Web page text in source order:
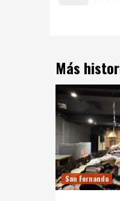
Más
San Fernando